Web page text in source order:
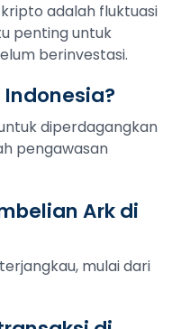
adalah fluktuasi
penting untuk
berinvestasi.
diperdagangkan
pengawasan
Ark di
mulai dari